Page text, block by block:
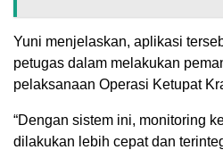
Yuni menjelaskan, aplikasi
petugas dalam melakukan
pelaksanaan Operasi Ketupat
“Dengan sistem ini, monitoring
dilakukan lebih cepat dan